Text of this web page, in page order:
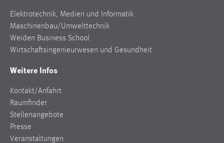
Elektrotechnik, Medien und Informatik
Maschinenbau/Umwelttechnik
Weiden Business School
Wirtschaftsingenieurwesen und Gesundheit
Weitere Infos
Kontakt/Anfahrt
Raumfinder
Stellenangebote
Presse
Veranstaltungen
Name:
Anbieter:
Facebook
Zweck:
Cookie Laufzeit:
3 Monate